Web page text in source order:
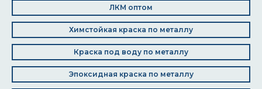
ЛКМ оптом
Химстойкая краска по металлу
Краска под воду по металлу
Эпоксидная краска по металлу